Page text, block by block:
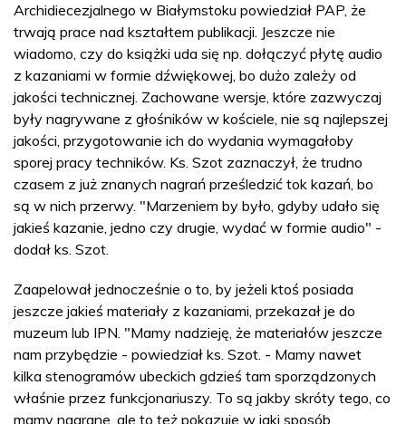
Archidiecezjalnego w Białymstoku powiedział PAP, że
trwają prace nad kształtem publikacji. Jeszcze nie
wiadomo, czy do książki uda się np. dołączyć płytę audio
z kazaniami w formie dźwiękowej, bo dużo zależy od
jakości technicznej. Zachowane wersje, które zazwyczaj
były nagrywane z głośników w kościele, nie są najlepszej
jakości, przygotowanie ich do wydania wymagałoby
sporej pracy techników. Ks. Szot zaznaczył, że trudno
czasem z już znanych nagrań prześledzić tok kazań, bo
są w nich przerwy. "Marzeniem by było, gdyby udało się
jakieś kazanie, jedno czy drugie, wydać w formie audio" -
dodał ks. Szot.
Zaapelował jednocześnie o to, by jeżeli ktoś posiada
jeszcze jakieś materiały z kazaniami, przekazał je do
muzeum lub IPN. "Mamy nadzieję, że materiałów jeszcze
nam przybędzie - powiedział ks. Szot. - Mamy nawet
kilka stenogramów ubeckich gdzieś tam sporządzonych
właśnie przez funkcjonariuszy. To są jakby skróty tego, co
mamy nagrane, ale to też pokazuje w jaki sposób